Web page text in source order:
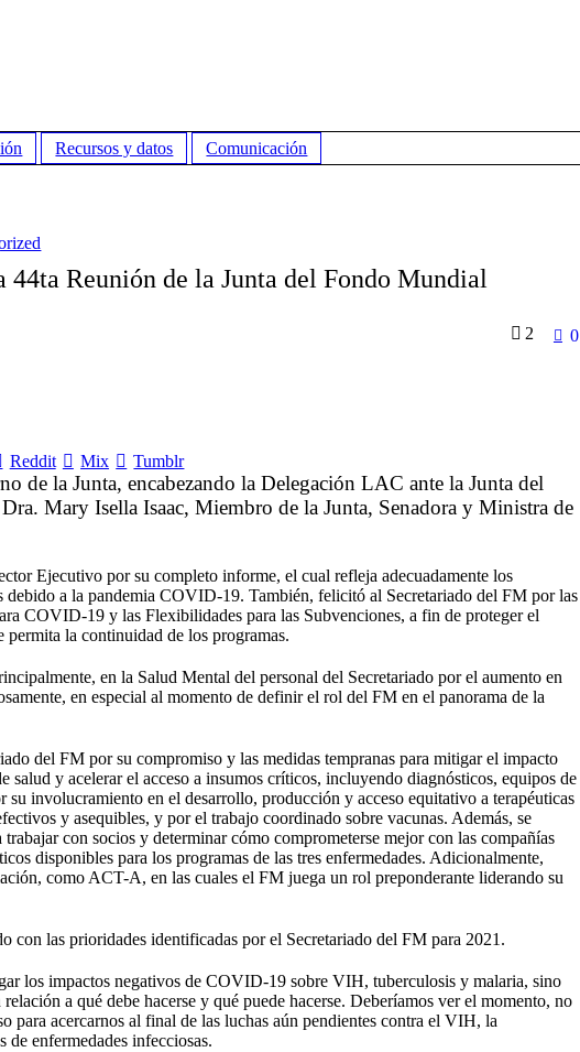
Recursos y datos Comunicación
Reunión de la Junta del Fondo Mundial
2 0
Reddit Mix Tumblr
de la Junta, encabezando la Delegación LAC ante la Junta del
Mary Isella Isaac, Miembro de la Junta, Senadora y Ministra de
Ejecutivo por su completo informe, el cual refleja adecuadamente los
debido a la pandemia COVID-19. También, felicitó al Secretariado del FM por las
COVID-19 y las Flexibilidades para las Subvenciones, a fin de proteger el
permita la continuidad de los programas.
en la Salud Mental del personal del Secretariado por el aumento en
en especial al momento de definir el rol del FM en el panorama de la
del FM por su compromiso y las medidas tempranas para mitigar el impacto
y acelerar el acceso a insumos críticos, incluyendo diagnósticos, equipos de
involucramiento en el desarrollo, producción y acceso equitativo a terapéuticas
y asequibles, y por el trabajo coordinado sobre vacunas. Además, se
con socios y determinar cómo comprometerse mejor con las compañías
disponibles para los programas de las tres enfermedades. Adicionalmente,
como ACT-A, en las cuales el FM juega un rol preponderante liderando su
con las prioridades identificadas por el Secretariado del FM para 2021.
los impactos negativos de COVID-19 sobre VIH, tuberculosis y malaria, sino
a qué debe hacerse y qué puede hacerse. Deberíamos ver el momento, no
para acercarnos al final de las luchas aún pendientes contra el VIH, la
de enfermedades infecciosas.